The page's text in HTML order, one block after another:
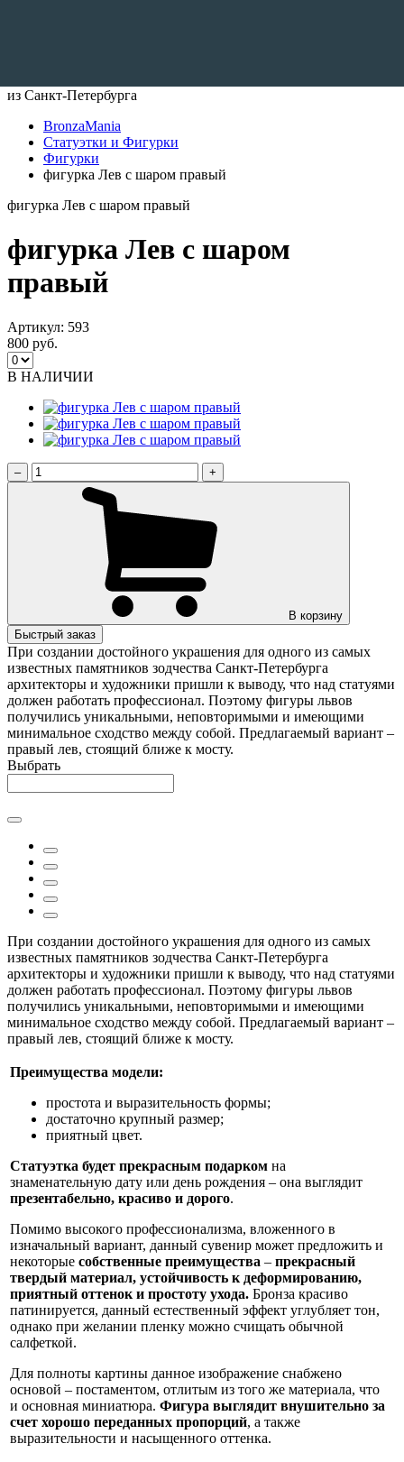
из Санкт-Петербурга
BronzaMania
Статуэтки и Фигурки
Фигурки
фигурка Лев с шаром правый
фигурка Лев с шаром правый
фигурка Лев с шаром
правый
Артикул: 593
800 руб.
В НАЛИЧИИ
– +
В корзину
Быстрый заказ
При создании достойного украшения для одного из самых
известных памятников зодчества Санкт-Петербурга
архитекторы и художники пришли к выводу, что над статуями
должен работать профессионал. Поэтому фигуры львов
получились уникальными, неповторимыми и имеющими
минимальное сходство между собой. Предлагаемый вариант –
правый лев, стоящий ближе к мосту.
Выбрать
При создании достойного украшения для одного из самых
известных памятников зодчества Санкт-Петербурга
архитекторы и художники пришли к выводу, что над статуями
должен работать профессионал. Поэтому фигуры львов
получились уникальными, неповторимыми и имеющими
минимальное сходство между собой. Предлагаемый вариант –
правый лев, стоящий ближе к мосту.
Преимущества модели:
простота и выразительность формы;
достаточно крупный размер;
приятный цвет.
Статуэтка будет прекрасным подарком на
знаменательную дату или день рождения – она выглядит
презентабельно, красиво и дорого.
Помимо высокого профессионализма, вложенного в
изначальный вариант, данный сувенир может предложить и
некоторые собственные преимущества – прекрасный
твердый материал, устойчивость к деформированию,
приятный оттенок и простоту ухода. Бронза красиво
патинируется, данный естественный эффект углубляет тон,
однако при желании пленку можно счищать обычной
салфеткой.
Для полноты картины данное изображение снабжено
основой – постаментом, отлитым из того же материала, что
и основная миниатюра. Фигура выглядит внушительно за
счет хорошо переданных пропорций, а также
выразительности и насыщенного оттенка.